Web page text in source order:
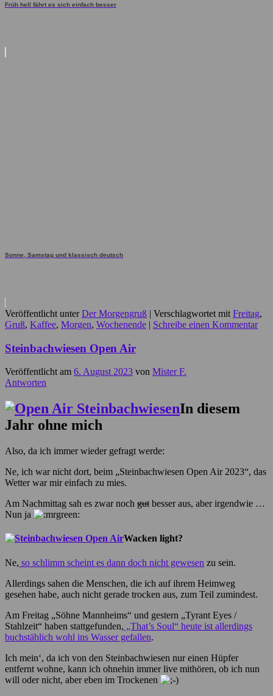
Früh hell fährt es sich einfach besser
Sonne, Samstag und klassisch deutsch
Veröffentlicht unter Der Morgengruß | Verschlagwortet mit Freitag,
Gruß, Kaffee, Morgen, Wochenende | Schreibe einen Kommentar
Steinbachwiesen Open Air
Veröffentlicht am 6. August 2023 von Mister F.
Antworten
In diesem
Jahr ohne mich
Also, da ich immer wieder gefragt werde:
Ne, ich war nicht dort, beim „Steinbachwiesen Open Air 2023“, das
Wetter war mir einfach zu mies.
Am Nachmittag sah es zwar noch gut besser aus, aber irgendwie …
Nun ja
Wacken light?
Ne, so schlimm scheint es dann doch nicht gewesen zu sein.
Allerdings sahen die Menschen, die ich auf ihrem Heimweg
gesehen habe, auch nicht gerade trocken aus, zum Teil zumindest.
Am Freitag „Söhne Mannheims“ und gestern „Tyrant Eyes /
Stahlzeit“ haben stattgefunden, „That’s Soul“ heute ist allerdings
buchstäblich wohl ins Wasser gefallen.
Ich mein‘, da ich von den Steinbachwiesen nur einen Hüpfer
entfernt wohne, kann ich ohnehin immer live mithören, ob ich nun
will oder nicht, aber eben im Trockenen